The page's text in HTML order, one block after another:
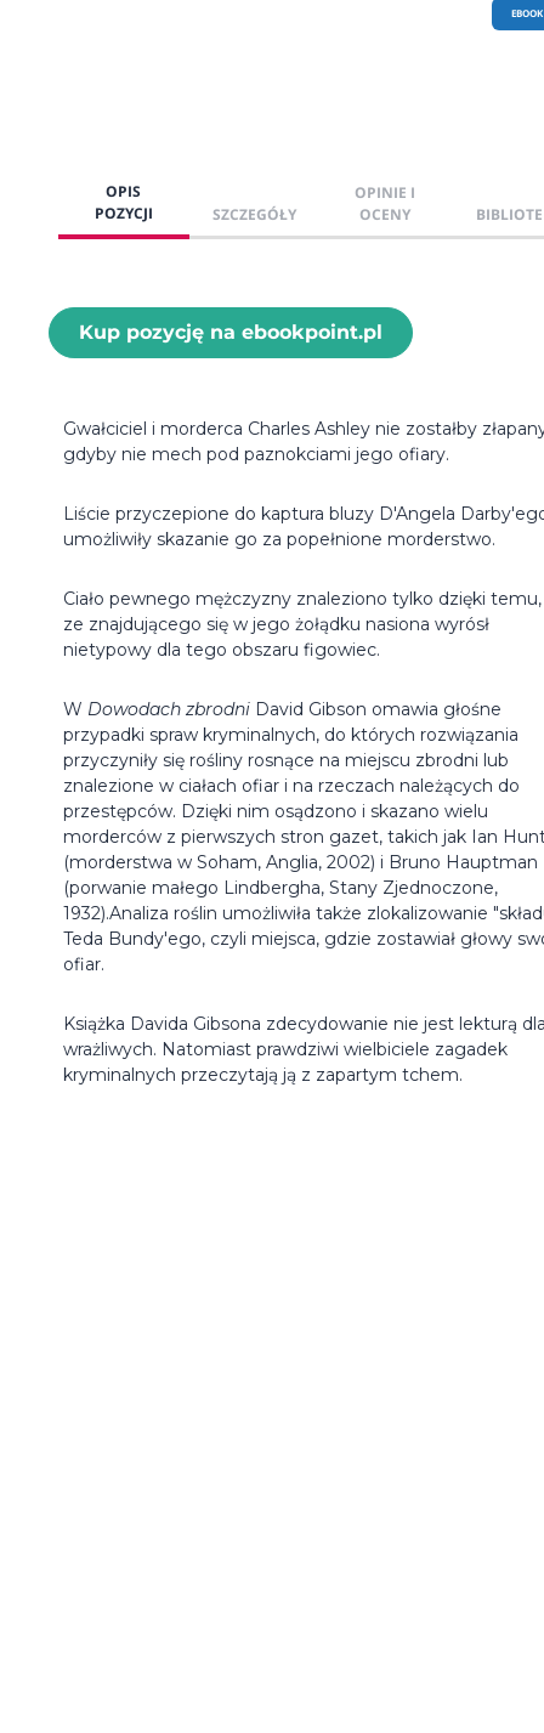
EBOOK
OPIS
POZYCJI
SZCZEGÓŁY
OPINIE I
OCENY
Kup pozycję na ebookpoint.pl
Gwałciciel i morderca Charles Ashley nie zostałby
gdyby nie mech pod paznokciami jego ofiary.
Liście przyczepione do kaptura bluzy D'Angela
umożliwiły skazanie go za popełnione morderstwo.
Ciało pewnego mężczyzny znaleziono tylko dzięki
ze znajdującego się w jego żołądku nasiona wyrósł
nietypowy dla tego obszaru figowiec.
W Dowodach zbrodni David Gibson omawia głośne
przypadki spraw kryminalnych, do których rozwiązania
przyczyniły się rośliny rosnące na miejscu zbrodni lub
znalezione w ciałach ofiar i na rzeczach należących do
przestępców. Dzięki nim osądzono i skazano wielu
morderców z pierwszych stron gazet, takich jak Ian
(morderstwa w Soham, Anglia, 2002) i Bruno Hauptman
(porwanie małego Lindbergha, Stany Zjednoczone,
1932).Analiza roślin umożliwiła także zlokalizowanie
Teda Bundy'ego, czyli miejsca, gdzie zostawiał głowy
ofiar.
Książka Davida Gibsona zdecydowanie nie jest lekturą
wrażliwych. Natomiast prawdziwi wielbiciele zagadek
kryminalnych przeczytają ją z zapartym tchem.